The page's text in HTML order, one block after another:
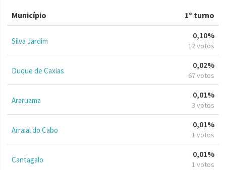
Município 1º turno
Silva Jardim
0,10%
12 votos
Duque de Caxias
0,02%
67 votos
Araruama
0,01%
3 votos
Arraial do Cabo
0,01%
1 votos
Cantagalo
0,01%
1 votos